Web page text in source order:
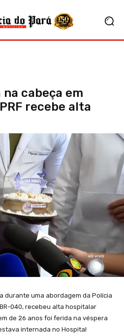
cabeça em
recebe alta
durante uma abordagem da Polícia
040, recebeu alta hospitalar
de 26 anos foi ferida na véspera
internada no Hospital